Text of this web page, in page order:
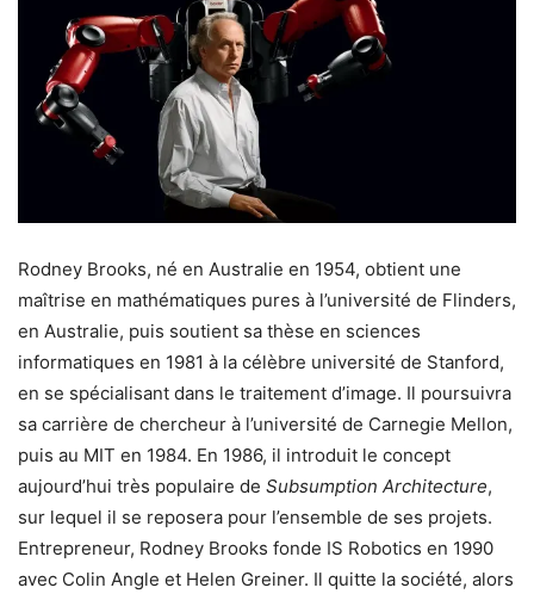
Rodney Brooks, né en Australie en 1954, obtient une
maîtrise en mathématiques pures à l’université de Flinders,
en Australie, puis soutient sa thèse en sciences
informatiques en 1981 à la célèbre université de Stanford,
en se spécialisant dans le traitement d’image. Il poursuivra
sa carrière de chercheur à l’université de Carnegie Mellon,
puis au MIT en 1984. En 1986, il introduit le concept
aujourd’hui très populaire de Subsumption Architecture,
sur lequel il se reposera pour l’ensemble de ses projets.
Entrepreneur, Rodney Brooks fonde IS Robotics en 1990
avec Colin Angle et Helen Greiner. Il quitte la société, alors